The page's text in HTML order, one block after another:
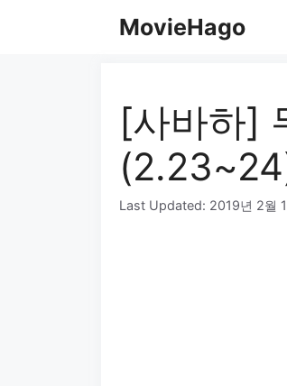
MovieHago
[사바하]
Last Updated: 2019년 2월